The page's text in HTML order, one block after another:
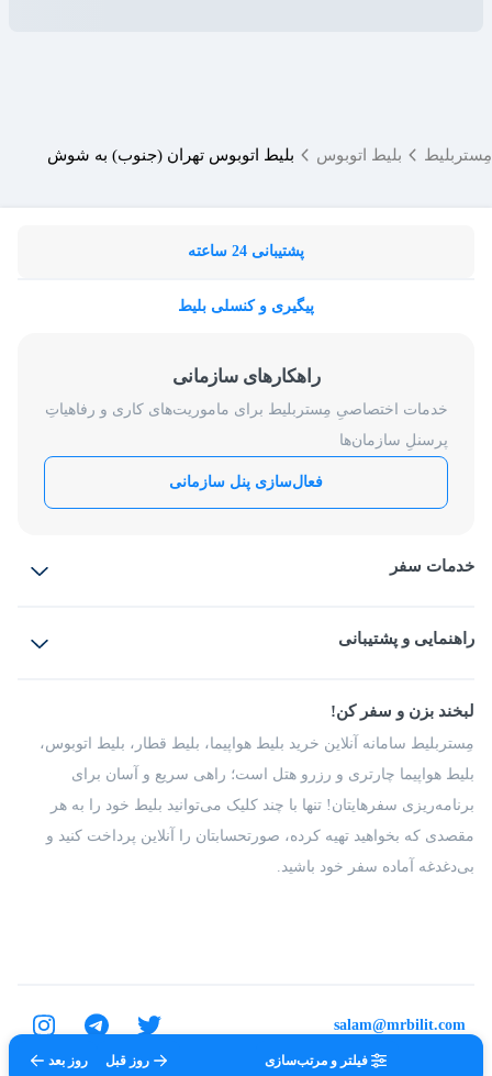
فیلتر و مرتب‌سازی روز قبل روز بعد
مِستربلیط بلیط اتوبوس بلیط اتوبوس تهران (جنوب) به شوش
پشتیبانی 24 ساعته
پیگیری و کنسلی بلیط
راهکارهای سازمانی
خدمات اختصاصیِ مِستربلیط برای ماموریت‌های کاری و رفاهیاتِ
پرسنلِ سازمان‌ها
فعال‌سازی پنل سازمانی
خدمات سفر
بلیط قطار
راهنمایی و پشتیبانی
شرایط و مقررات
راهکار سازمانی
فرصت‌های شغلی
درباره ما
لبخند بزن و سفر کن!
مِستربلیط سامانه آنلاین خرید بلیط هواپیما، بلیط قطار، بلیط اتوبوس،
بلیط هواپیما چارتری و رزرو هتل است؛ راهی سریع و آسان برای
برنامه‌ریزی سفرهایتان! تنها با چند کلیک می‌توانید بلیط خود را به هر
مقصدی که بخواهید تهیه کرده، صورتحسابتان را آنلاین پرداخت کنید و
بی‌دغدغه آماده سفر خود باشید.
تمامی حقوق برای شرکت عتیق گشت اصفهان محفوظ است.
salam@mrbilit.com